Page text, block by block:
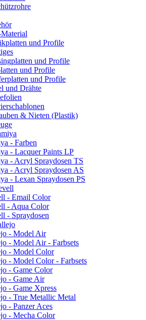
und Profile
und Profile
und Profile
und Profile
und Drähte
& Nieten (Plastik)
- Farben
- Lacquer Paints LP
- Acryl Spraydosen TS
- Acryl Spraydosen AS
- Lexan Spraydosen PS
- Email Color
- Aqua Color
- Spraydosen
- Model Air
- Model Air - Farbsets
- Model Color
- Model Color - Farbsets
- Game Color
- Game Air
- Game Xpress
- True Metallic Metal
- Panzer Aces
- Mecha Color